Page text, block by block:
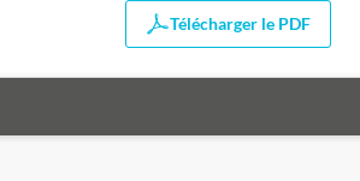
Télécharger le PDF